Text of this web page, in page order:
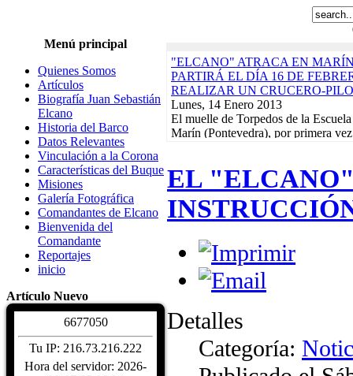
Menú principal
Quienes Somos
Artículos
Biografía Juan Sebastián
Elcano
Historia del Barco
Datos Relevantes
Vinculación a la Corona
Características del Buque
Misiones
Galería Fotográfica
Comandantes de Elcano
Bienvenida del
Comandante
Reportajes
inicio
Artículo Nuevo
6677050
Tu IP: 216.73.216.222
Hora del servidor: 2026-
"ELCANO" ATRACA EN
PARTIRÁ EL DÍA 16 DE
REALIZAR UN CRUCERO-
Lunes, 14 Enero 2013
El muelle de Torpedos de la
Marín (Pontevedra), por primera
EN EL INICIO DEL CRUCERO-
ACABARÁ EL 21 DE FEBRERO
Lunes, 17 Diciembre 2012
El buque-escuela de la Armada
Arsenal de La Carraca, en San
Actividades de la Asociación.
Martes, 10 Enero 2012
EXPOSICIONES, REGATAS Y
DE LORCA
CALENDARIO DE
Read More...
Biografía Juan
EL "ELCANO"
Detalles
Categoría: